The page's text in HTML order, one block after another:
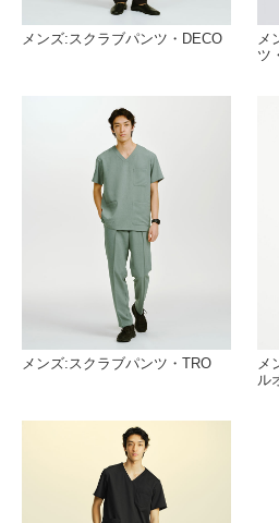
メンズ:スクラブパンツ・DECO
メ
ツ
メンズ:スクラブパンツ・TRO
メ
ル